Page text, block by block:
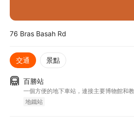
76 Bras Basah Rd
交通 景點
百勝站
一個方便的地下車站，連接主要博物館和教
地鐵站